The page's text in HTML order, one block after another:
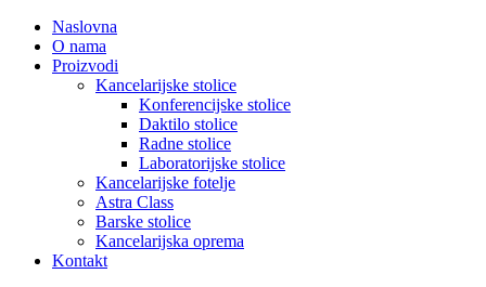
Naslovna
O nama
Proizvodi
Kancelarijske stolice
Konferencijske stolice
Daktilo stolice
Radne stolice
Laboratorijske stolice
Kancelarijske fotelje
Astra Class
Barske stolice
Kancelarijska oprema
Kontakt